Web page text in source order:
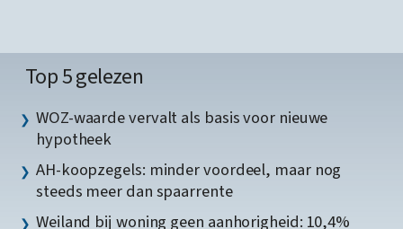
Top 5 gelezen
WOZ-waarde vervalt als basis voor nieuwe
hypotheek
AH-koopzegels: minder voordeel, maar nog
steeds meer dan spaarrente
Weiland bij woning geen aanhorigheid: 10,4%